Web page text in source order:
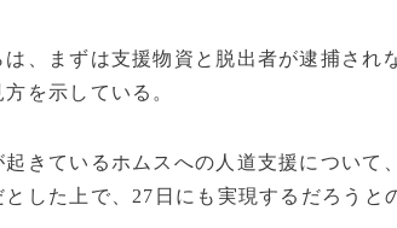
、まずは支援物資と脱出者が逮捕され
を示している。
きているホムスへの人道支援について
した上で、27日にも実現するだろうと